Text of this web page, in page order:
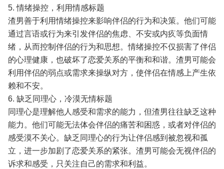
5. 情绪操控，利用情感标题
渣男善于利用情绪操控来影响伴侣的行为和决策。他们可能
通过言语或行为来引发伴侣的焦虑、不安或内疚等负面情
绪，从而控制伴侣的行为和思想。情绪操控不仅损害了伴侣
的心理健康，也破坏了恋爱关系的平衡和和谐。渣男可能会
利用伴侣的弱点或需求来操纵对方，使伴侣在情感上产生依
赖和不安。
6. 缺乏同理心，冷漠无情标题
同理心是理解他人感受和需求的能力，但渣男往往缺乏这种
能力。他们可能无法体会伴侣的痛苦和困惑，或者对伴侣的
感受漠不关心。缺乏同理心的行为让伴侣感到被忽视和孤
立，进一步加剧了恋爱关系的紧张。渣男可能会无视伴侣的
诉求和感受，只关注自己的需求和利益。